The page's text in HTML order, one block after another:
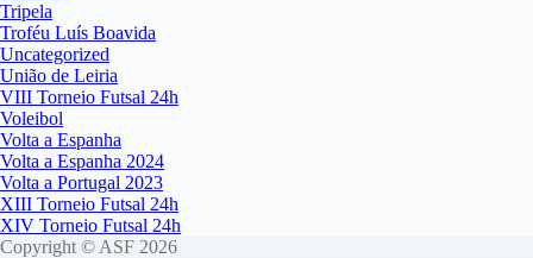
Tripela
Troféu Luís Boavida
Uncategorized
União de Leiria
VIII Torneio Futsal 24h
Voleibol
Volta a Espanha
Volta a Espanha 2024
Volta a Portugal 2023
XIII Torneio Futsal 24h
XIV Torneio Futsal 24h
Copyright © ASF 2026